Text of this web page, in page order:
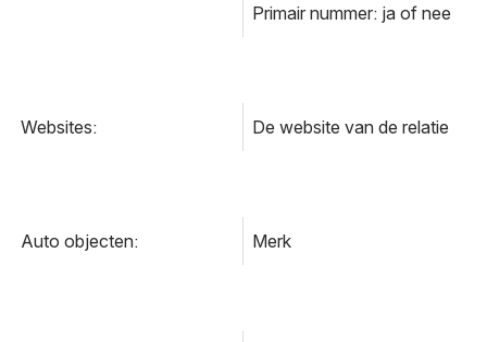
Primair nummer: ja of nee
Websites: De website van de relatie
Auto objecten: Merk